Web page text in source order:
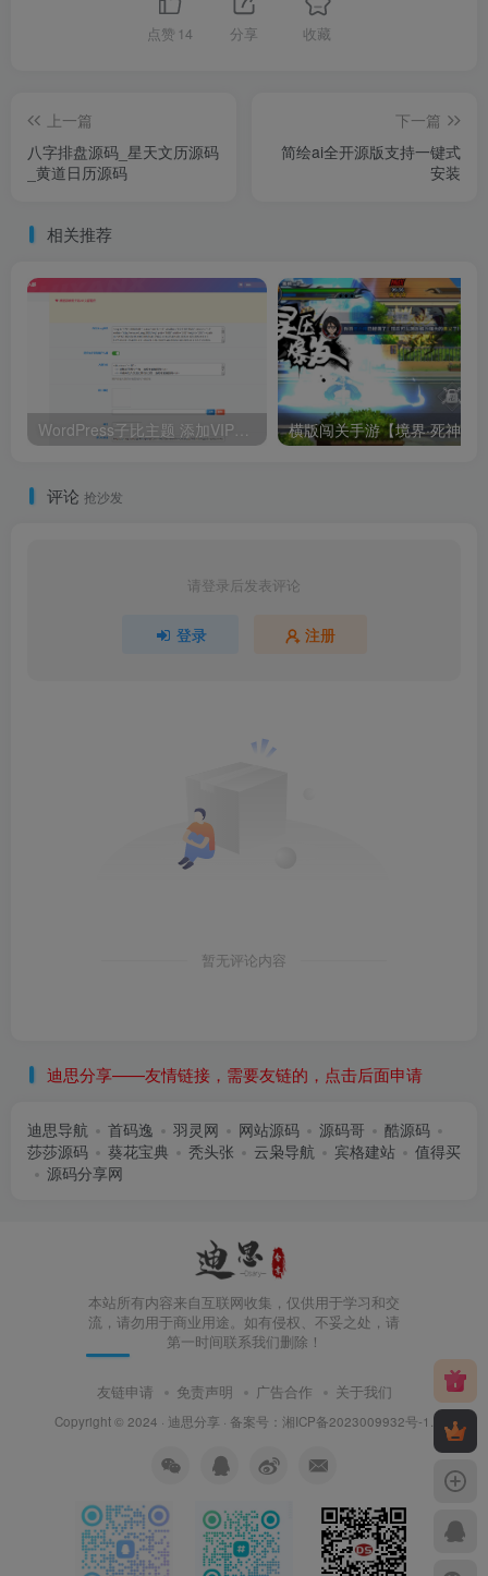
点赞 14 分享 收藏
上一篇
八字排盘源码_星天文历源码
_黄道日历源码
下一篇
简绘ai全开源版支持一键式
安装
相关推荐
WordPress子比主题 添加VIP会员入群验证弹窗插件
评论 抢沙发
请登录后发表评论
登录 注册
暂无评论内容
迪思分享——友情链接，需要友链的，点击后面申请
迪思导航 首码逸 羽灵网 网站源码 源码哥
酷源码
莎莎源码
葵花宝典 秃头张 云枭导航 宾格建站
值得买
源码分享网
本站所有内容来自互联网收集，仅供用于学习和交
流，请勿用于商业用途。如有侵权、不妥之处，请
第一时间联系我们删除！
友链申请 免责声明 广告合作 关于我们
Copyright © 2024 · 迪思分享 · 备案号： 湘ICP备2023009932号-1 .